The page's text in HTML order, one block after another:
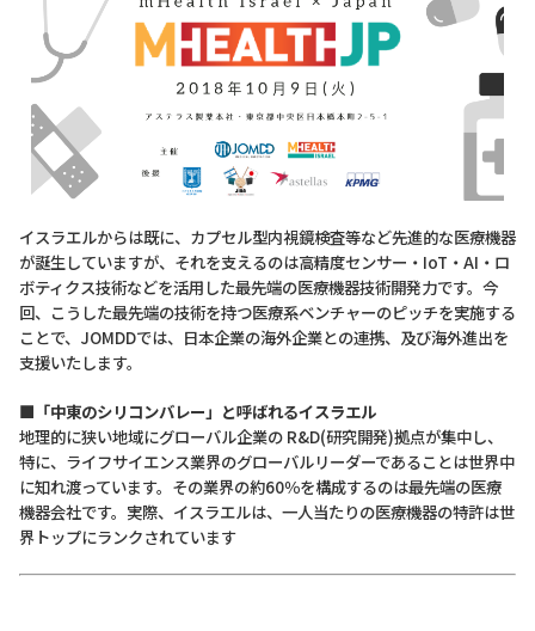
イスラエルからは既に、カプセル型内視鏡検査等など先進的な医療機器
が誕生していますが、それを支えるのは高精度センサー・IoT・AI・ロ
ボティクス技術などを活用した最先端の医療機器技術開発力です。今
回、こうした最先端の技術を持つ医療系ベンチャーのピッチを実施する
ことで、JOMDDでは、日本企業の海外企業との連携、及び海外進出を
支援いたします。
■「中東のシリコンバレー」と呼ばれるイスラエル
地理的に狭い地域にグローバル企業の R&D(研究開発)拠点が集中し、
特に、ライフサイエンス業界のグローバルリーダーであることは世界中
に知れ渡っています。その業界の約60％を構成するのは最先端の医療
機器会社です。実際、イスラエルは、一人当たりの医療機器の特許は世
界トップにランクされています